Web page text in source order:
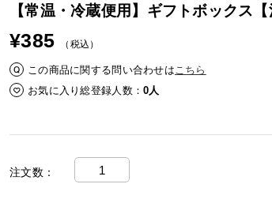
【常温・冷蔵便用】ギフトボックス【
¥385 （税込）
この商品に関する問い合わせはこちら
お気に入り総登録人数
0人
注文数